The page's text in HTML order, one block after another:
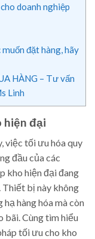
doanh nghiệp
đặt hàng, hãy
HÀNG – Tư vấn
Linh
hiện đại
việc tối ưu hóa quy
đầu của các
kho hiện đại đang
Thiết bị này không
hàng hóa mà còn
bãi. Cùng tìm hiểu
tối ưu cho kho